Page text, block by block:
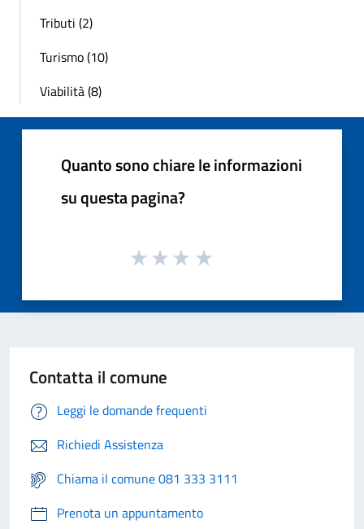
Tributi (2)
Turismo (10)
Viabilità (8)
Quanto sono chiare le informazioni
su questa pagina?
Contatta il comune
Leggi le domande frequenti
Richiedi Assistenza
Chiama il comune 081 333 3111
Prenota un appuntamento